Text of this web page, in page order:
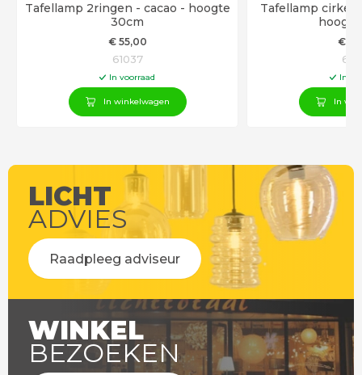
Tafellamp 2ringen - cacao - hoogte
30cm
€55,00
61037
In voorraad
In winkelwagen
Tafellamp cirkel
€
In
In
LICHT
ADVIES
Raadpleeg adviseur
WINKEL
BEZOEKEN